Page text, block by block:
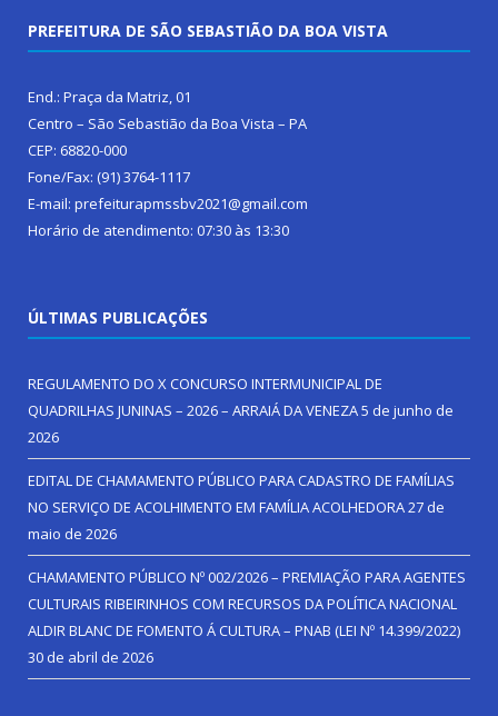
PREFEITURA DE SÃO SEBASTIÃO DA BOA VISTA
End.: Praça da Matriz, 01
Centro – São Sebastião da Boa Vista – PA
CEP: 68820-000
Fone/Fax: (91) 3764-1117
E-mail: prefeiturapmssbv2021@gmail.com
Horário de atendimento: 07:30 às 13:30
ÚLTIMAS PUBLICAÇÕES
REGULAMENTO DO X CONCURSO INTERMUNICIPAL DE
QUADRILHAS JUNINAS – 2026 – ARRAIÁ DA VENEZA5 de junho de
2026
EDITAL DE CHAMAMENTO PÚBLICO PARA CADASTRO DE FAMÍLIAS
NO SERVIÇO DE ACOLHIMENTO EM FAMÍLIA ACOLHEDORA27 de
maio de 2026
CHAMAMENTO PÚBLICO Nº 002/2026 – PREMIAÇÃO PARA AGENTES
CULTURAIS RIBEIRINHOS COM RECURSOS DA POLÍTICA NACIONAL
ALDIR BLANC DE FOMENTO Á CULTURA – PNAB (LEI Nº 14.399/2022)
30 de abril de 2026